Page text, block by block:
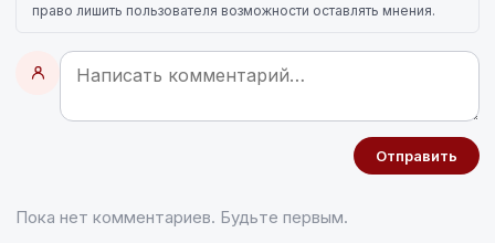
право лишить пользователя возможности оставлять мнения.
Отправить
Пока нет комментариев. Будьте первым.